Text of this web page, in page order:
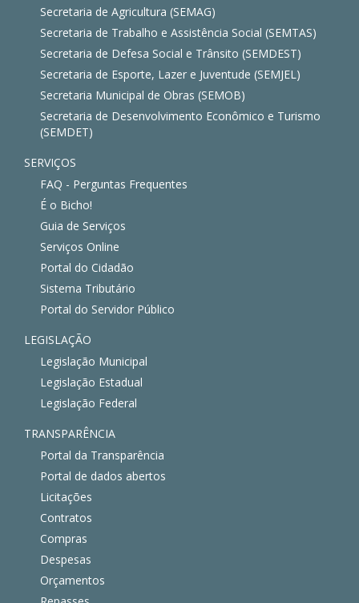
Secretaria de Agricultura (SEMAG)
Secretaria de Trabalho e Assistência Social (SEMTAS)
Secretaria de Defesa Social e Trânsito (SEMDEST)
Secretaria de Esporte, Lazer e Juventude (SEMJEL)
Secretaria Municipal de Obras (SEMOB)
Secretaria de Desenvolvimento Econômico e Turismo
(SEMDET)
SERVIÇOS
FAQ - Perguntas Frequentes
É o Bicho!
Guia de Serviços
Serviços Online
Portal do Cidadão
Sistema Tributário
Portal do Servidor Público
LEGISLAÇÃO
Legislação Municipal
Legislação Estadual
Legislação Federal
TRANSPARÊNCIA
Portal da Transparência
Portal de dados abertos
Licitações
Contratos
Compras
Despesas
Orçamentos